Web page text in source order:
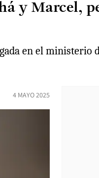
y Marcel,
en el ministerio
4 MAYO 2025